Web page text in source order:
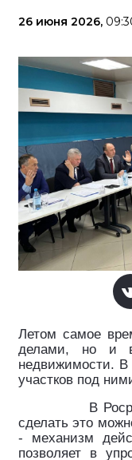
26 июня 2026,
Летом самое
делами, но и
недвижимости. В
участков под
В
сделать это
- механизм
позволяет в